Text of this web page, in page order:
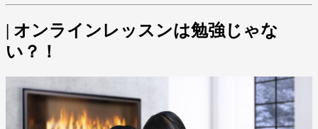
| オンラインレッスンは勉強じゃな
い？！